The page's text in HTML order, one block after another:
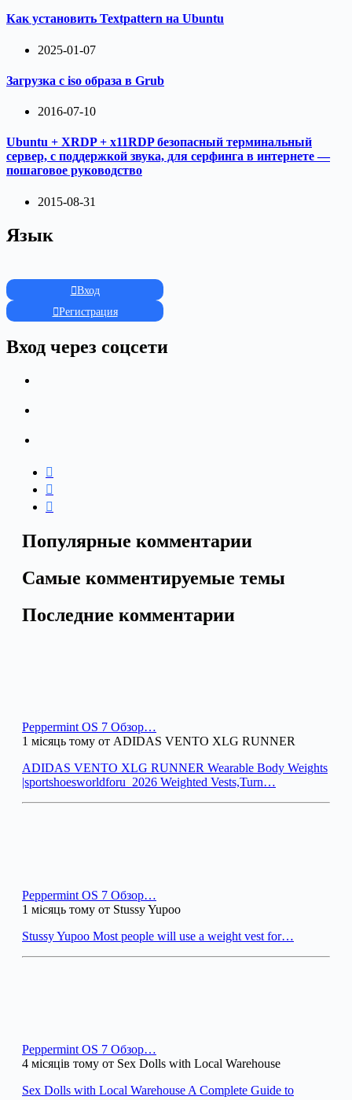
Как установить Textpattern на Ubuntu
2025-01-07
Загрузка с iso образа в Grub
2016-07-10
Ubuntu + XRDP + x11RDP безопасный терминальный
сервер, с поддержкой звука, для серфинга в интернете —
пошаговое руководство
2015-08-31
Язык
Вход
Регистрация
Вход через соцсети
Популярные комментарии
Самые комментируемые темы
Последние комментарии
Peppermint OS 7 Обзор…
1 місяць тому от ADIDAS VENTO XLG RUNNER
ADIDAS VENTO XLG RUNNER Wearable Body Weights
|sportshoesworldforu_2026 Weighted Vests,Turn…
Peppermint OS 7 Обзор…
1 місяць тому от Stussy Yupoo
Stussy Yupoo Most people will use a weight vest for…
Peppermint OS 7 Обзор…
4 місяців тому от Sex Dolls with Local Warehouse
Sex Dolls with Local Warehouse A Complete Guide to